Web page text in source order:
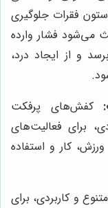
فقرات جلوگیری
می‌شود فشار وارده
و از ایجاد درد،
کفش‌های پرفکت
برای فعالیت‌های
کار و استفاده
و کاربردی، برای